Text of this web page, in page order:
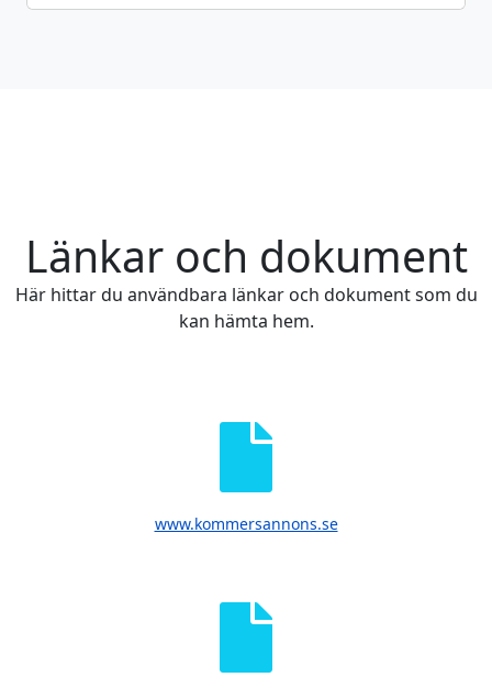
Länkar och dokument
Här hittar du användbara länkar och dokument som du
kan hämta hem.
www.kommersannons.se